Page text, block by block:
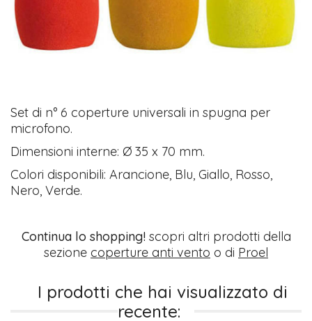
Set di n° 6 coperture universali in spugna per
microfono.
Dimensioni interne: Ø 35 x 70 mm.
Colori disponibili: Arancione, Blu, Giallo, Rosso,
Nero, Verde.
Continua lo shopping!scopri altri prodotti della
sezione coperture anti vento o di Proel
I prodotti che hai visualizzato di
recente: